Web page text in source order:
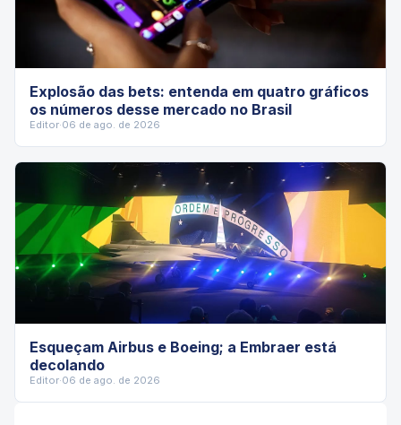
Explosão das bets: entenda em quatro gráficos
os números desse mercado no Brasil
Editor·06 de ago. de 2026
Esqueçam Airbus e Boeing; a Embraer está
decolando
Editor·06 de ago. de 2026